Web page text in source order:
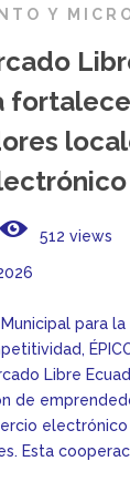
Y
512 views
para
Libre
de
Esta